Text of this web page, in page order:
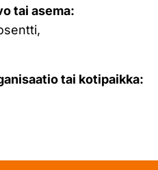
tai asema:
tai kotipaikka: